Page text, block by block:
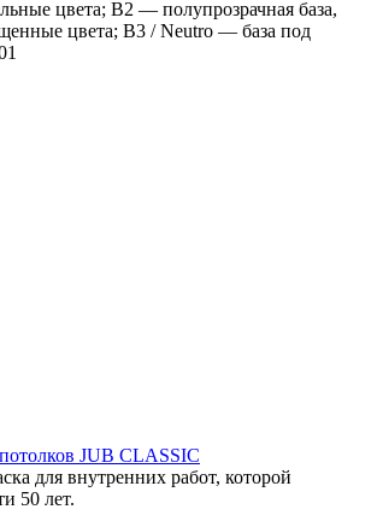
цвета; B2 — полупрозрачная база,
цвета; B3 / Neutro — база под
JUB CLASSIC
для внутренних работ, которой
50 лет.